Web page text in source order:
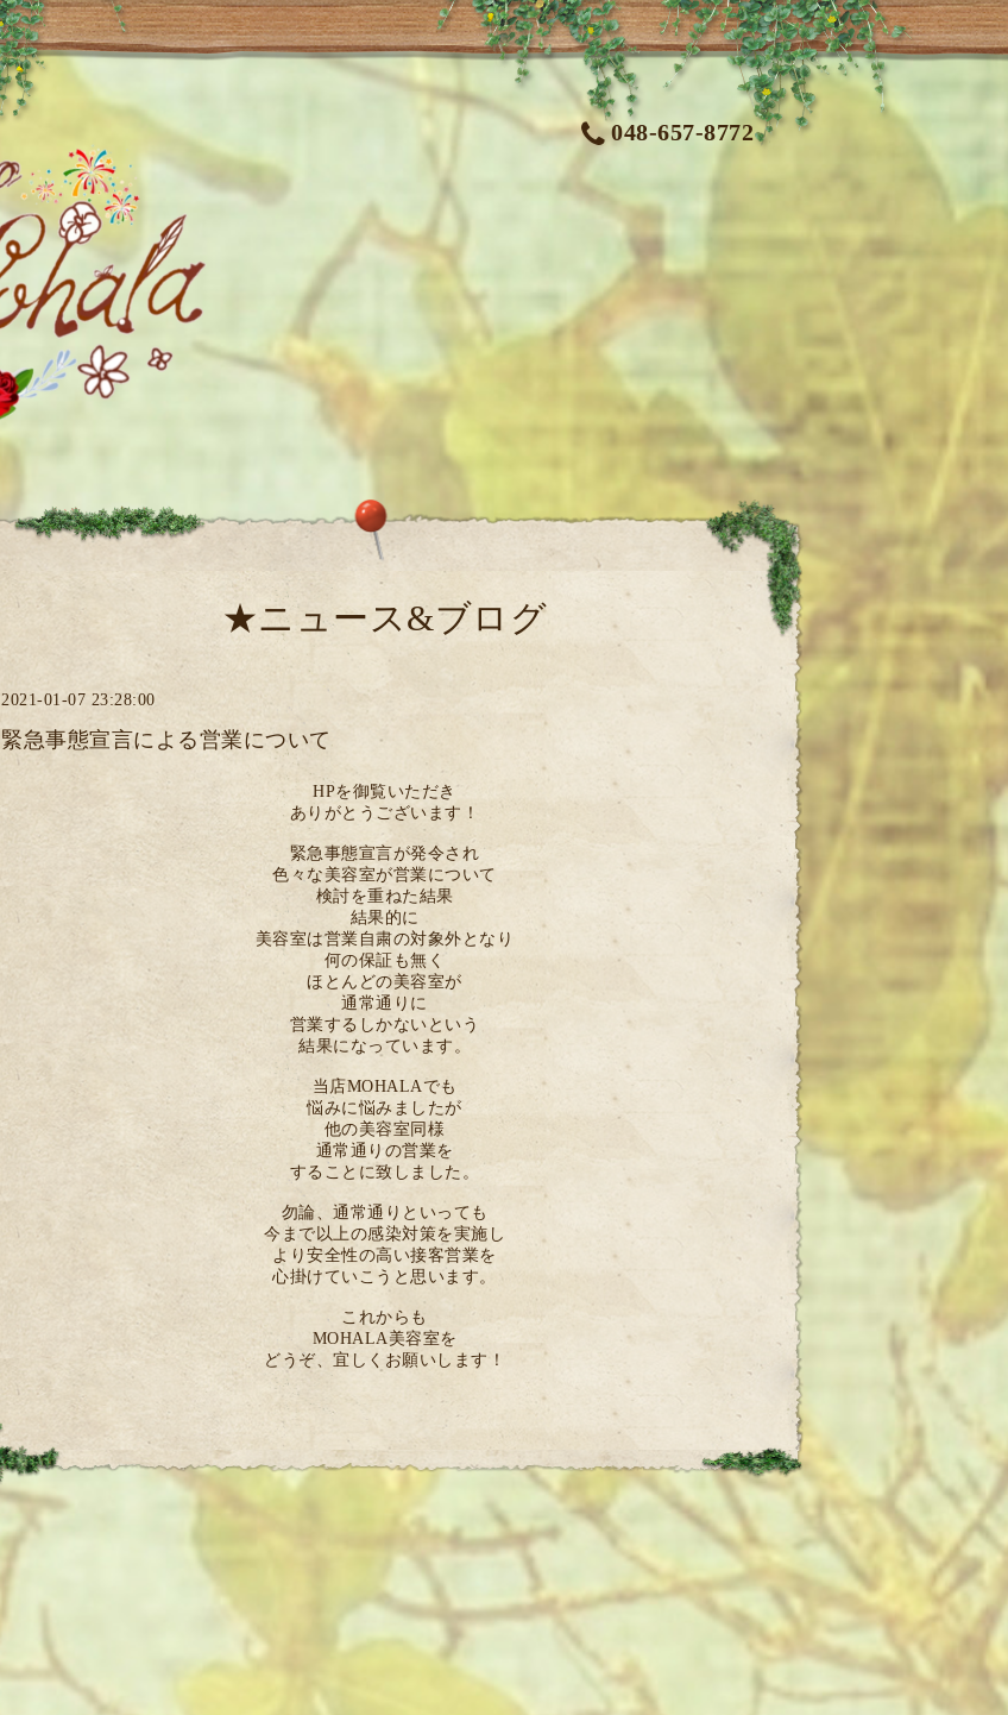
048-657-8772
★ニュース&ブログ
2021-01-07 23:28:00
緊急事態宣言による営業について
HPを御覧いただき
ありがとうございます！
緊急事態宣言が発令され
色々な美容室が営業について
検討を重ねた結果
結果的に
美容室は営業自粛の対象外となり
何の保証も無く
ほとんどの美容室が
通常通りに
営業するしかないという
結果になっています。
当店MOHALAでも
悩みに悩みましたが
他の美容室同様
通常通りの営業を
することに致しました。
勿論、通常通りといっても
今まで以上の感染対策を実施し
より安全性の高い接客営業を
心掛けていこうと思います。
これからも
MOHALA美容室を
どうぞ、宜しくお願いします！